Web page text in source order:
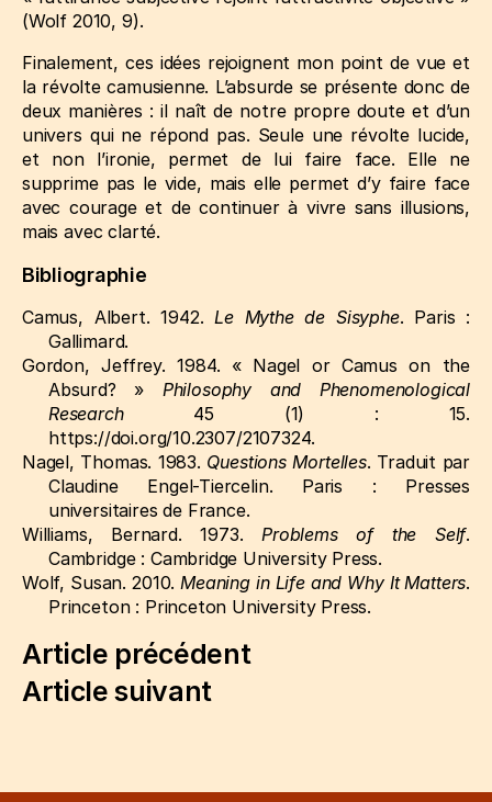
(Wolf 2010, 9).
Finalement, ces idées rejoignent mon point de vue et
la révolte camusienne. L’absurde se présente donc de
deux manières : il naît de notre propre doute et d’un
univers qui ne répond pas. Seule une révolte lucide,
et non l’ironie, permet de lui faire face. Elle ne
supprime pas le vide, mais elle permet d’y faire face
avec courage et de continuer à vivre sans illusions,
mais avec clarté.
Bibliographie
Camus, Albert. 1942. Le Mythe de Sisyphe. Paris :
Gallimard.
Gordon, Jeffrey. 1984. « Nagel or Camus on the
Absurd? »
Philosophy and Phenomenological
Research45 (1) : 15.
https://doi.org/10.2307/2107324.
Nagel, Thomas. 1983. Questions Mortelles. Traduit par
Claudine Engel-Tiercelin. Paris : Presses
universitaires de France.
Williams, Bernard. 1973. Problems of the Self.
Cambridge : Cambridge University Press.
Wolf, Susan. 2010. Meaning in Life and Why It Matters.
Princeton : Princeton University Press.
Article précédent
Article suivant